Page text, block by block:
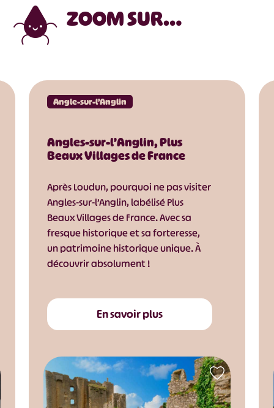
ZOOM SUR…
Angle-sur-l’Anglin
Angles-sur-l’Anglin, Plus
Beaux Villages de France
Après Loudun, pourquoi ne pas visiter
Angles-sur-l’Anglin, labélisé Plus
Beaux Villages de France. Avec sa
fresque historique et sa forteresse,
un patrimoine historique unique. À
découvrir absolument !
En savoir plus